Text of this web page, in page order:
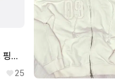
디올 포에버 쿠션 케이스 핑크보우
25